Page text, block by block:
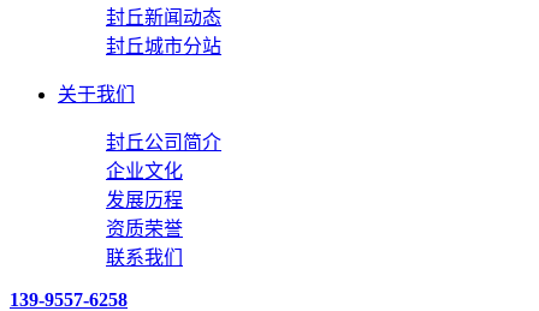
封丘新闻动态
封丘城市分站
关于我们
封丘公司简介
企业文化
发展历程
资质荣誉
联系我们
139-9557-6258